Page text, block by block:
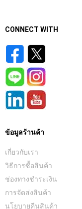
CONNECT WITH
ข้อมูลร้านค้า
เกี่ยวกับเรา
วิธีการซื้อสินค้า
ช่องทางชำระเงิน
การจัดส่งสินค้า
นโยบายคืนสินค้า